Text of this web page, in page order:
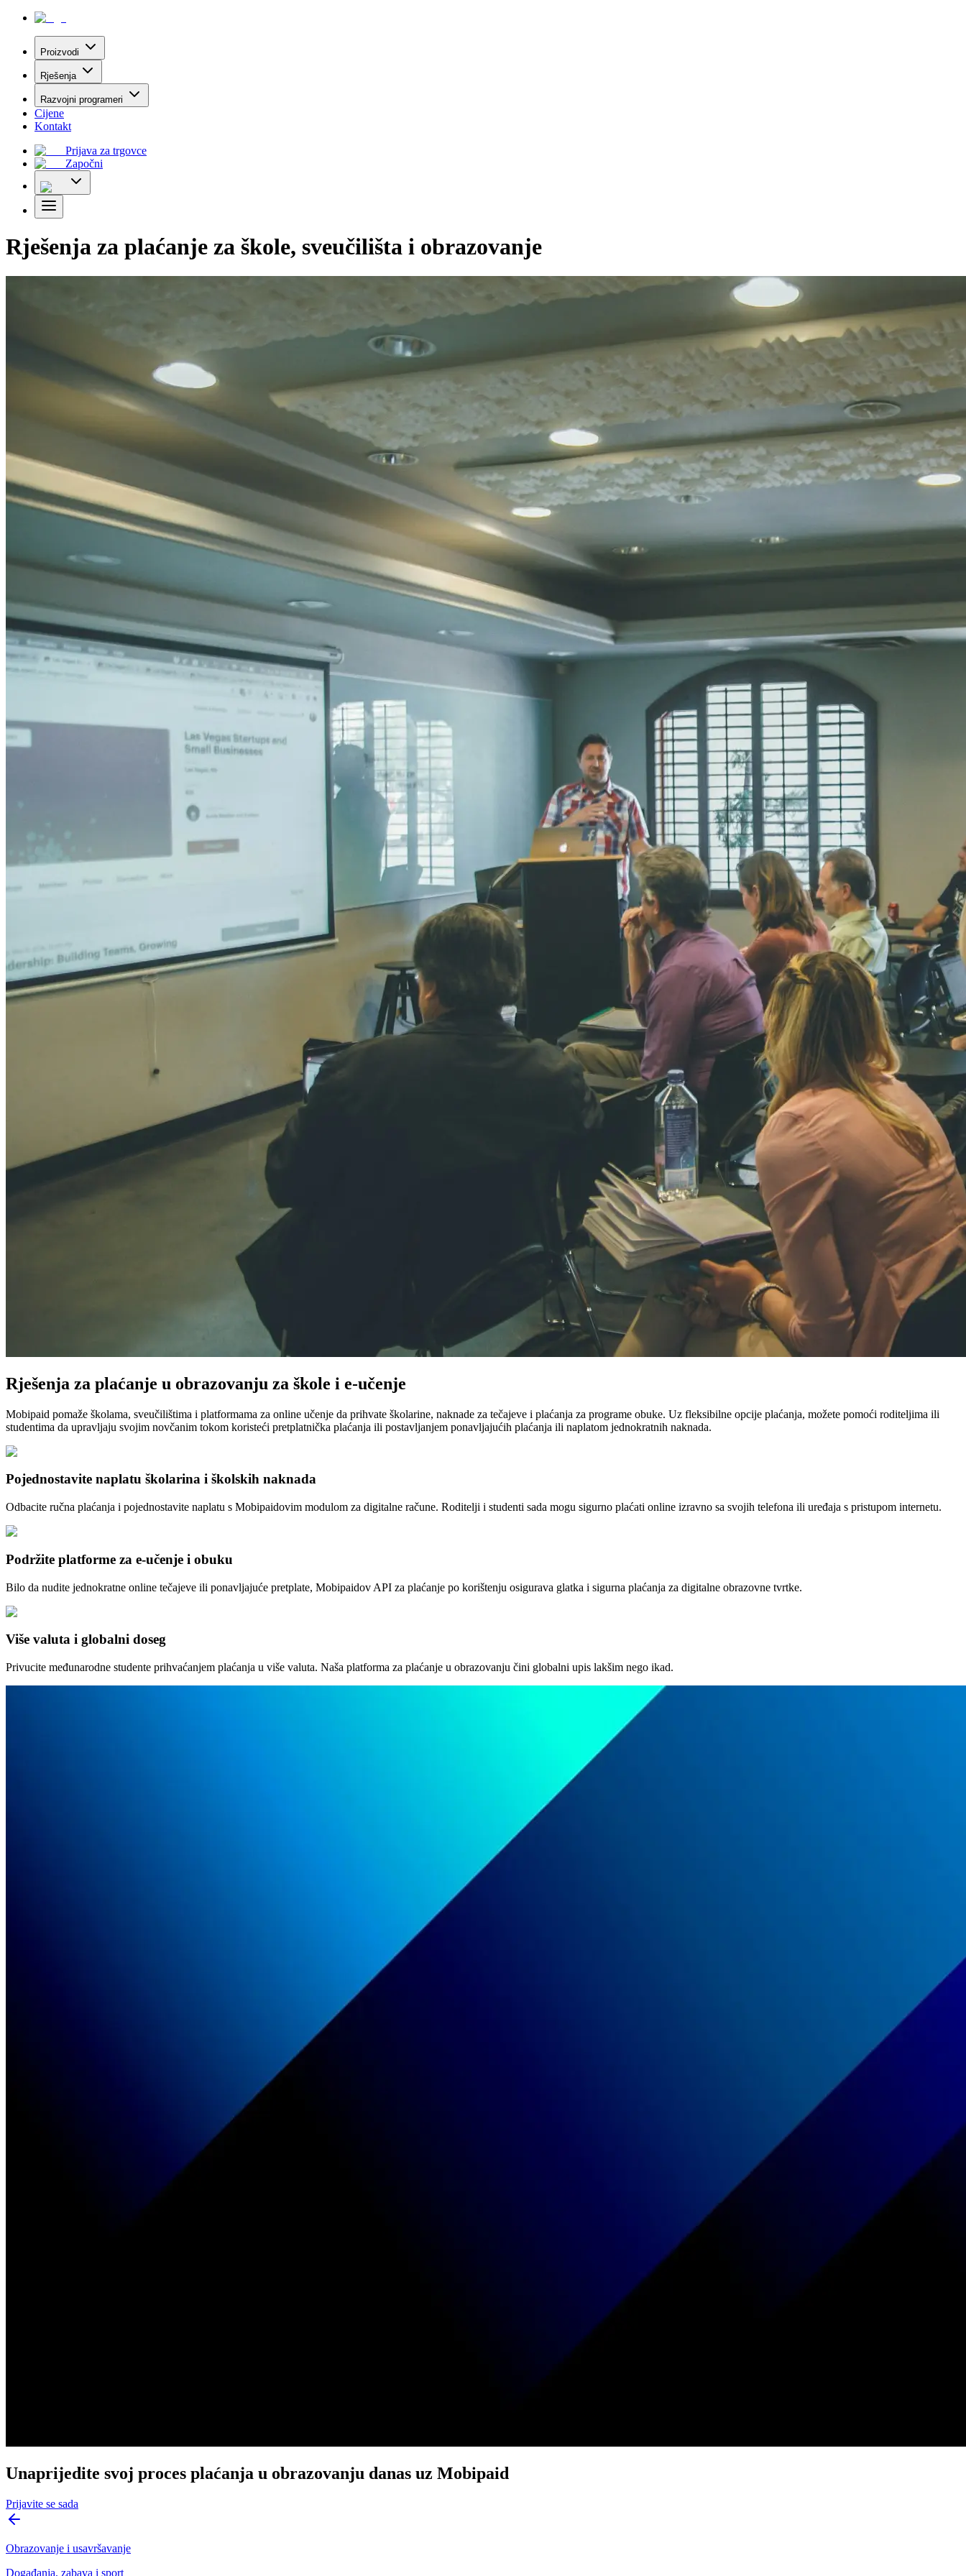
Proizvodi
Rješenja
Razvojni programeri
Cijene
Kontakt
Prijava za trgovce
Započni
Rješenja za plaćanje za škole, sveučilišta i obrazovanje
Rješenja za plaćanje u obrazovanju za škole i e-učenje
Mobipaid pomaže školama, sveučilištima i platformama za online učenje da prihvate školarine, naknade za tečajeve i plaćanja za programe obuke. Uz fleksibilne opcije plaćanja, možete pomoći roditeljima ili
studentima da upravljaju svojim novčanim tokom koristeći pretplatnička plaćanja ili postavljanjem ponavljajućih plaćanja ili naplatom jednokratnih naknada.
Pojednostavite naplatu školarina i školskih naknada
Odbacite ručna plaćanja i pojednostavite naplatu s Mobipaidovim modulom za digitalne račune. Roditelji i studenti sada mogu sigurno plaćati online izravno sa svojih telefona ili uređaja s pristupom internetu.
Podržite platforme za e-učenje i obuku
Bilo da nudite jednokratne online tečajeve ili ponavljajuće pretplate, Mobipaidov API za plaćanje po korištenju osigurava glatka i sigurna plaćanja za digitalne obrazovne tvrtke.
Više valuta i globalni doseg
Privucite međunarodne studente prihvaćanjem plaćanja u više valuta. Naša platforma za plaćanje u obrazovanju čini globalni upis lakšim nego ikad.
Unaprijedite svoj proces plaćanja u obrazovanju danas uz Mobipaid
Prijavite se sada
Obrazovanje i usavršavanje
Događanja, zabava i sport